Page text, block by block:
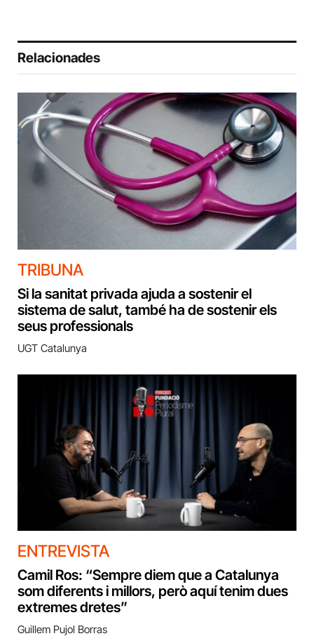
Relacionades
TRIBUNA
Si la sanitat privada ajuda a sostenir el
sistema de salut, també ha de sostenir els
seus professionals
UGT Catalunya
ENTREVISTA
Camil Ros: “Sempre diem que a Catalunya
som diferents i millors, però aquí tenim dues
extremes dretes”
Guillem Pujol Borras